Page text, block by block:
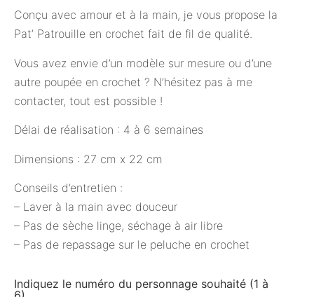
Conçu avec amour et à la main, je vous propose la
Pat’ Patrouille en crochet fait de fil de qualité.
Vous avez envie d’un modèle sur mesure ou d’une
autre poupée en crochet ? N’hésitez pas à me
contacter, tout est possible !
Délai de réalisation : 4 à 6 semaines
Dimensions : 27 cm x 22 cm
Conseils d’entretien :
– Laver à la main avec douceur
– Pas de sèche linge, séchage à air libre
– Pas de repassage sur le peluche en crochet
Indiquez le numéro du personnage souhaité (1 à